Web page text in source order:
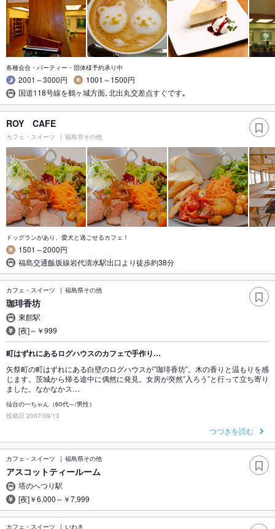
各種会合・パーティー・団体様予約承り中
2001～3000円
1001～1500円
国道118号線を鶴ヶ城方面､北出丸交差点すぐです｡
ROY CAFE
カフェ・スイーツ 福島市その他
ドッグランがあり、愛犬と過ごせるカフェ！
1501～2000円
福島交通飯坂線岩代清水駅出口より徒歩約38分
カフェ・スイーツ 福島県その他
珈琲香坊
東館駅
[夜]～￥999
町はずれにあるログハウスのカフェで手作り…
矢祭町の町はずれにある白壁のログハウスが”珈琲香坊”。木の香りと温もりを感
じます。茨城から帰る途中に偶然に発見。女房が突然”入ろう”と行って立ち寄り
ました。なかなかス…
仙台の一ちゃん（60代～/男性）
投稿日 2007/09/13
つづきを読む
カフェ・スイーツ 福島県その他
アスコットティールーム
塔のへつり駅
[夜]￥6,000～￥7,999
カフェ・スイーツ いわき